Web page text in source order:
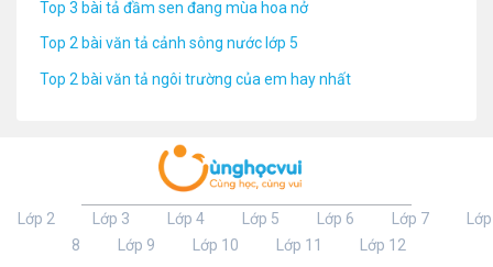
Top 3 bài tả đầm sen đang mùa hoa nở
Top 2 bài văn tả cảnh sông nước lớp 5
Top 2 bài văn tả ngôi trường của em hay nhất
Lớp 2 Lớp 3 Lớp 4 Lớp 5 Lớp 6 Lớp 7
Lớp
8
Lớp 9 Lớp 10 Lớp 11 Lớp 12